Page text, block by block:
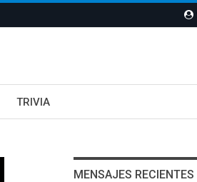
TRIVIA
MENSAJES RECIENTES